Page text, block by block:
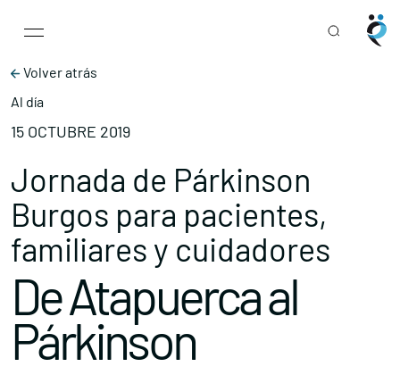
Main Navigation
Volver atrás
Al día
15 OCTUBRE 2019
Jornada de Párkinson
Burgos para pacientes,
familiares y cuidadores
De Atapuerca al
Párkinson